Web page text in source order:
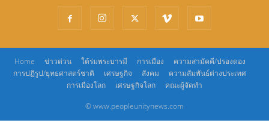
Home ข่าวด่วน ใต้ร่มพระบารมี การเมือง
ความสามัคคี/ปรองดอง
การปฏิรูป/ยุทธศาสตร์ชาติ
เศรษฐกิจ สังคม
ความสัมพันธ์ต่างประเทศ
การเมืองโลก
เศรษฐกิจโลก คณะผู้จัดทำ
© www.peopleunitynews.com